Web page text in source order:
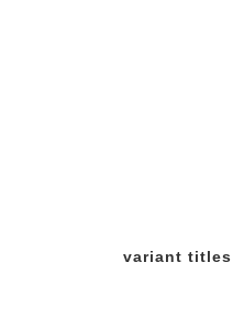
variant titles